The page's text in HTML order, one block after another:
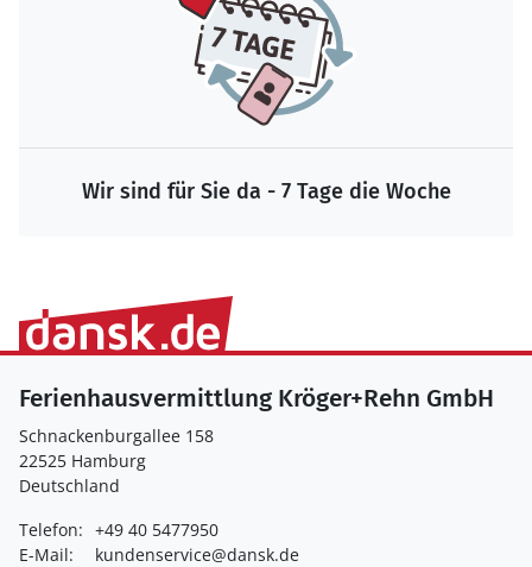
Wir sind für Sie da - 7 Tage die Woche
Ferienhausvermittlung Kröger+Rehn GmbH
Schnackenburgallee 158
22525 Hamburg
Deutschland
Telefon: +49 40 5477950
E-Mail:
kundenservice@dansk.de